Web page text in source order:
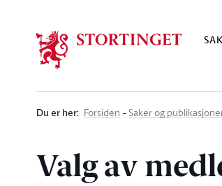
Du er her: Forsiden Saker og
Valg av